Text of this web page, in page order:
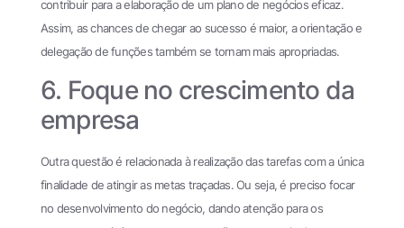
contribuir para a elaboração de um plano de negócios eficaz.
Assim, as chances de chegar ao sucesso é maior, a orientação e
delegação de funções também se tornam mais apropriadas.
6. Foque no crescimento da
empresa
Outra questão é relacionada à realização das tarefas com a única
finalidade de atingir as metas traçadas. Ou seja, é preciso focar
no desenvolvimento do negócio, dando atenção para os